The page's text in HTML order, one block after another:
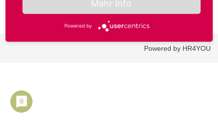
Powered by HR4YOU
Mehr Info
Powered by